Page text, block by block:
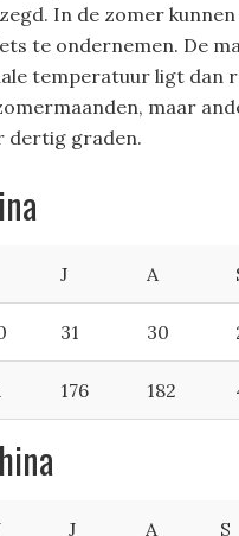
In de zomer
te ondernemen. De
temperatuur ligt dan
maar
dertig graden.
J A
31 30
176 182
J A S